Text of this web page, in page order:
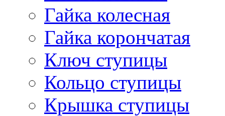
Гайка колесная
Гайка корончатая
Ключ ступицы
Кольцо ступицы
Крышка ступицы